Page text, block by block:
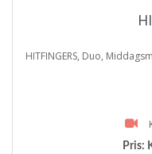
HITFINGERS, Duo,
Pris: